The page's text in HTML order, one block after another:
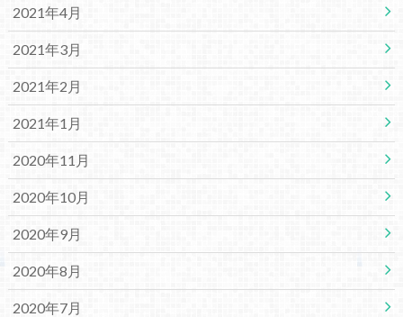
2021年4月
2021年3月
2021年2月
2021年1月
2020年11月
2020年10月
2020年9月
2020年8月
2020年7月